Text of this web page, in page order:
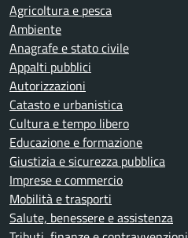
Agricoltura e pesca
Ambiente
Anagrafe e stato civile
Appalti pubblici
Autorizzazioni
Catasto e urbanistica
Cultura e tempo libero
Educazione e formazione
Giustizia e sicurezza pubblica
Imprese e commercio
Mobilità e trasporti
Salute, benessere e assistenza